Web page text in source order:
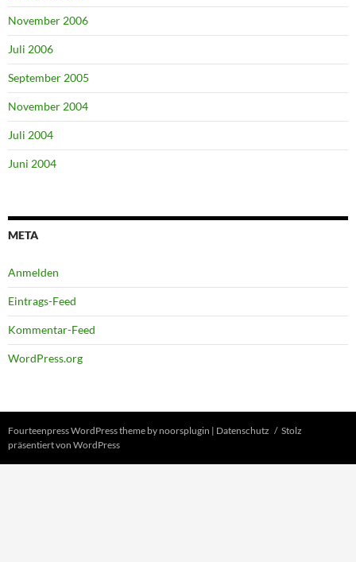
November 2006
Juli 2006
September 2005
November 2004
Juli 2004
Juni 2004
META
Anmelden
Eintrags-Feed
Kommentar-Feed
WordPress.org
Fourteenpress WordPress theme by noorsplugin | Datenschutz
Stolz
präsentiert von WordPress